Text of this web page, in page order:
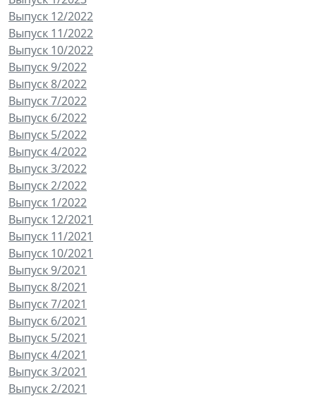
Выпуск 12/2022
Выпуск 11/2022
Выпуск 10/2022
Выпуск 9/2022
Выпуск 8/2022
Выпуск 7/2022
Выпуск 6/2022
Выпуск 5/2022
Выпуск 4/2022
Выпуск 3/2022
Выпуск 2/2022
Выпуск 1/2022
Выпуск 12/2021
Выпуск 11/2021
Выпуск 10/2021
Выпуск 9/2021
Выпуск 8/2021
Выпуск 7/2021
Выпуск 6/2021
Выпуск 5/2021
Выпуск 4/2021
Выпуск 3/2021
Выпуск 2/2021